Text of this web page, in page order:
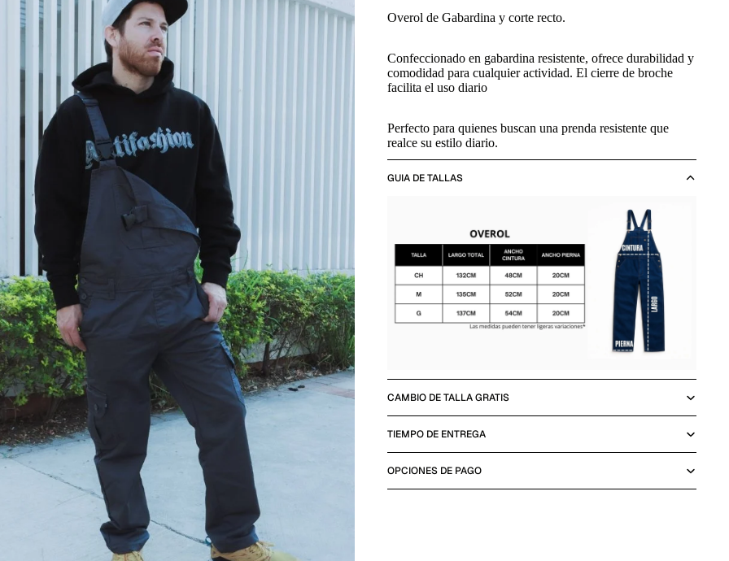
Overol de Gabardina y corte recto.
Confeccionado en gabardina resistente, ofrece durabilidad y
comodidad para cualquier actividad. El cierre de broche
facilita el uso diario
Perfecto para quienes buscan una prenda resistente que
realce su estilo diario.
GUIA DE TALLAS
CAMBIO DE TALLA GRATIS
TIEMPO DE ENTREGA
OPCIONES DE PAGO